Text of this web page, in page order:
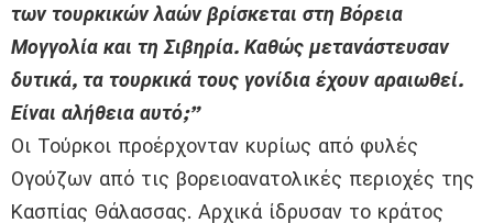
των τουρκικών λαών βρίσκεται στη Βόρεια
Μογγολία και τη Σιβηρία. Καθώς μετανάστευσαν
δυτικά, τα τουρκικά τους γονίδια έχουν αραιωθεί.
Είναι αλήθεια αυτό;”
Οι Τούρκοι προέρχονταν κυρίως από φυλές
Ογούζων από τις βορειοανατολικές περιοχές της
Κασπίας Θάλασσας. Αρχικά ίδρυσαν το κράτος